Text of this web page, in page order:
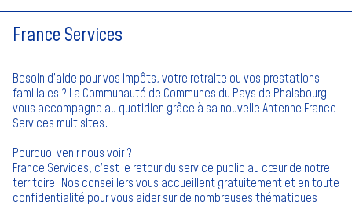
France Services
Besoin d’aide pour vos impôts, votre retraite ou vos prestations
familiales ? La Communauté de Communes du Pays de Phalsbourg
vous accompagne au quotidien grâce à sa nouvelle Antenne France
Services multisites.
Pourquoi venir nous voir ?
France Services, c’est le retour du service public au cœur de notre
territoire. Nos conseillers vous accueillent gratuitement et en toute
confidentialité pour vous aider sur de nombreuses thématiques